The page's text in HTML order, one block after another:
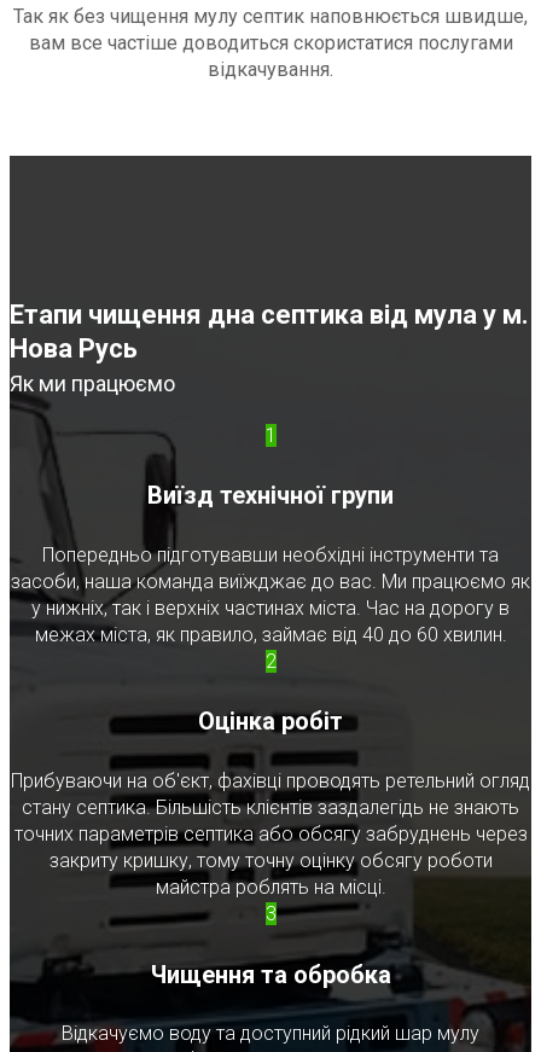
Так як без чищення мулу септик наповнюється швидше,
вам все частіше доводиться скористатися послугами
відкачування.
Етапи чищення дна септика від мула у м.
Нова Русь
Як ми працюємо
1
Виїзд технічної групи
Попередньо підготувавши необхідні інструменти та
засоби, наша команда виїжджає до вас. Ми працюємо як
у нижніх, так і верхніх частинах міста. Час на дорогу в
межах міста, як правило, займає від 40 до 60 хвилин.
2
Оцінка робіт
Прибуваючи на об'єкт, фахівці проводять ретельний огляд
стану септика. Більшість клієнтів заздалегідь не знають
точних параметрів септика або обсягу забруднень через
закриту кришку, тому точну оцінку обсягу роботи
майстра роблять на місці.
3
Чищення та обробка
Відкачуємо воду та доступний рідкий шар мулу